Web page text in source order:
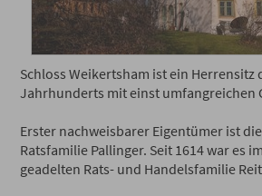
Schloss Weikertsham ist ein Herrensitz
Jahrhunderts mit einst umfangreichen
Erster nachweisbarer Eigentümer ist
Ratsfamilie Pallinger. Seit 1614 war es
geadelten Rats- und Handelsfamilie